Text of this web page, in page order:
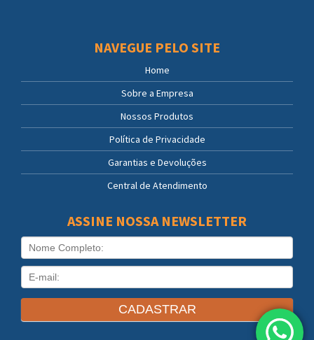
NAVEGUE PELO SITE
Home
Sobre a Empresa
Nossos Produtos
Política de Privacidade
Garantias e Devoluções
Central de Atendimento
ASSINE NOSSA NEWSLETTER